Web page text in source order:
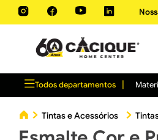
Todos departamentos
Tintas e Acessórios